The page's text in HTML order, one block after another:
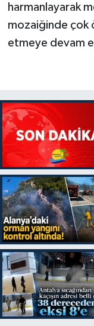
harmanlayarak
mozaiğinde çok
etmeye devam